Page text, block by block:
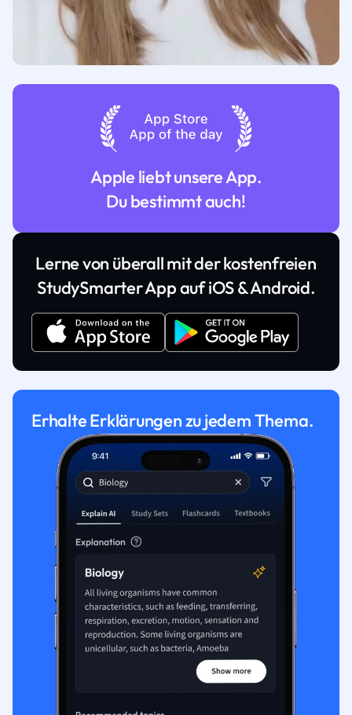
Apple liebt unsere App.
Du bestimmt auch!
Lerne von überall mit der kostenfreien
StudySmarter App auf iOS & Android.
Erhalte Erklärungen zu jedem Thema.